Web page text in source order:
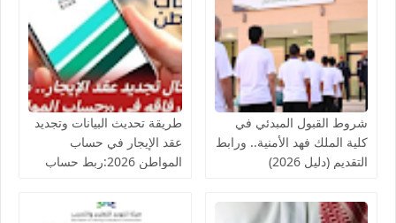
شروط القبول المبدئي في
كلية الملك فهد الأمنية.. ورابط
التقديم (دليل 2026)
طريقة تحديث البيانات وتجديد
عقد الإيجار في حساب
المواطن 2026:ربط حساب